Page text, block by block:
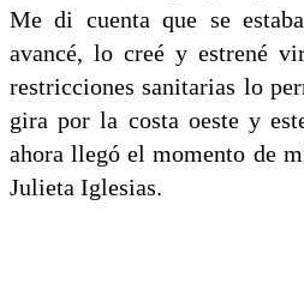
Me di cuenta que se
avancé, lo creé y estrené
restricciones sanitarias lo
gira por la costa oeste y
ahora llegó el momento de
Julieta Iglesias.